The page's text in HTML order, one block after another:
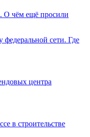
О чём ещё просили
сети. Где
центра
в строительстве